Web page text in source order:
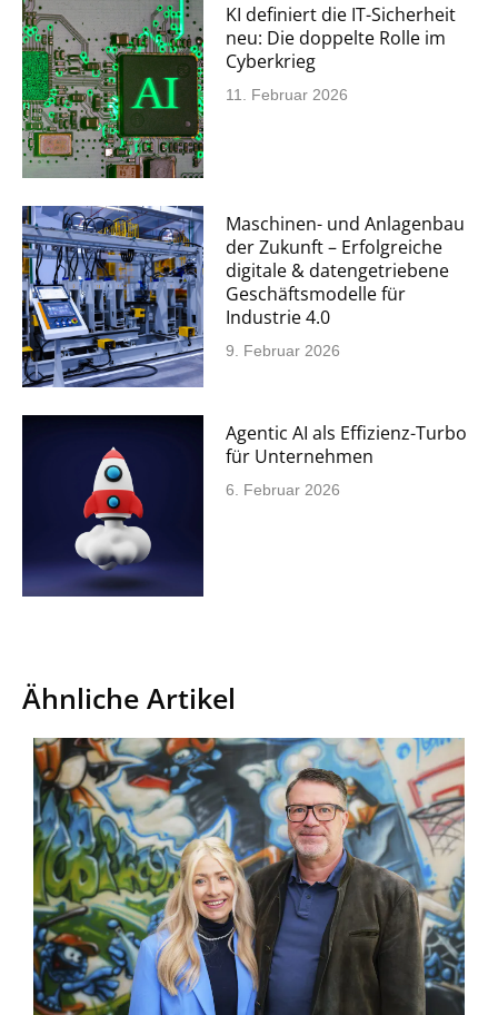
KI definiert die IT-Sicherheit
neu: Die doppelte Rolle im
Cyberkrieg
11. Februar 2026
Maschinen- und Anlagenbau
der Zukunft – Erfolgreiche
digitale & datengetriebene
Geschäftsmodelle für
Industrie 4.0
9. Februar 2026
Agentic AI als Effizienz-Turbo
für Unternehmen
6. Februar 2026
Ähnliche Artikel